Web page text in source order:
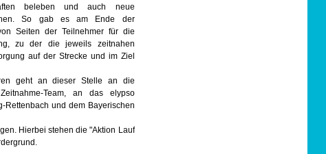
beleben und auch neue
So gab es am Ende der
Seiten der Teilnehmer für die
zu der die jeweils zeitnahen
auf der Strecke und im Ziel
geht an dieser Stelle an die
Team, an das elypso
Rettenbach und dem Bayerischen
Hierbei stehen die "Aktion Lauf